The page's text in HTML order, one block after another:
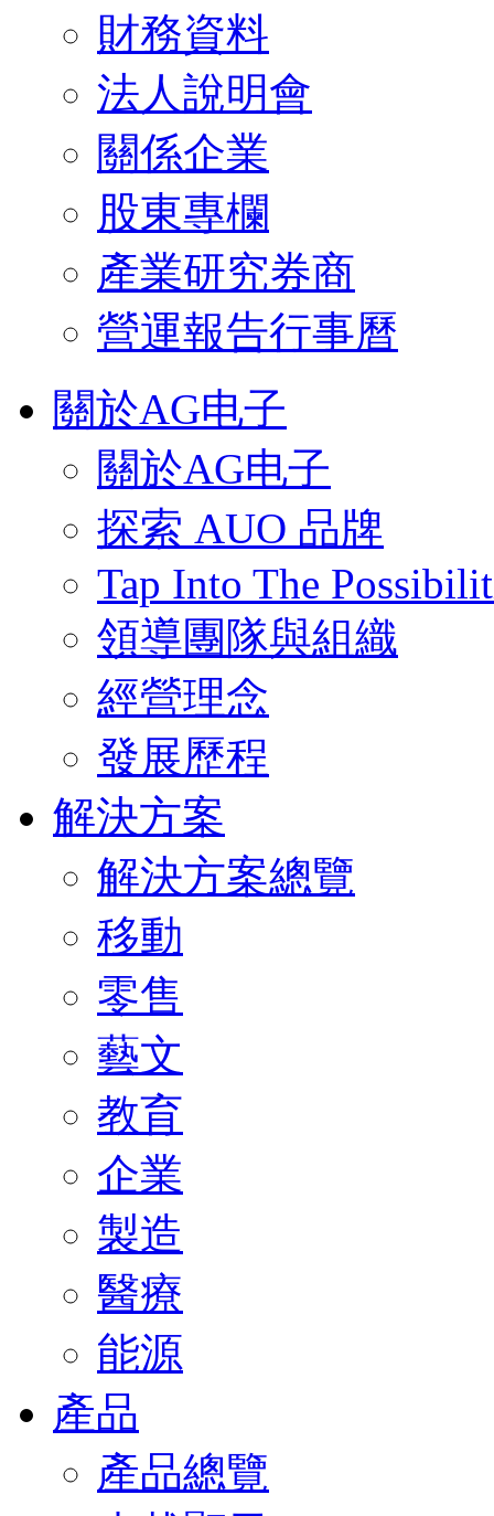
財務資料
法人說明會
關係企業
股東專欄
產業研究券商
營運報告行事曆
關於AG电子
關於AG电子
探索 AUO 品牌
Tap Into The
領導團隊與組織
經營理念
發展歷程
解決方案
解決方案總覽
移動
零售
藝文
教育
企業
製造
醫療
能源
產品
產品總覽